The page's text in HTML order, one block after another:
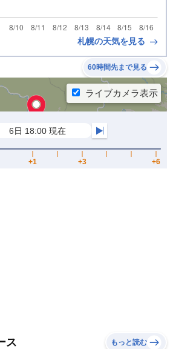
札幌の天気を見る
60時間先まで見る
ス もっと読む